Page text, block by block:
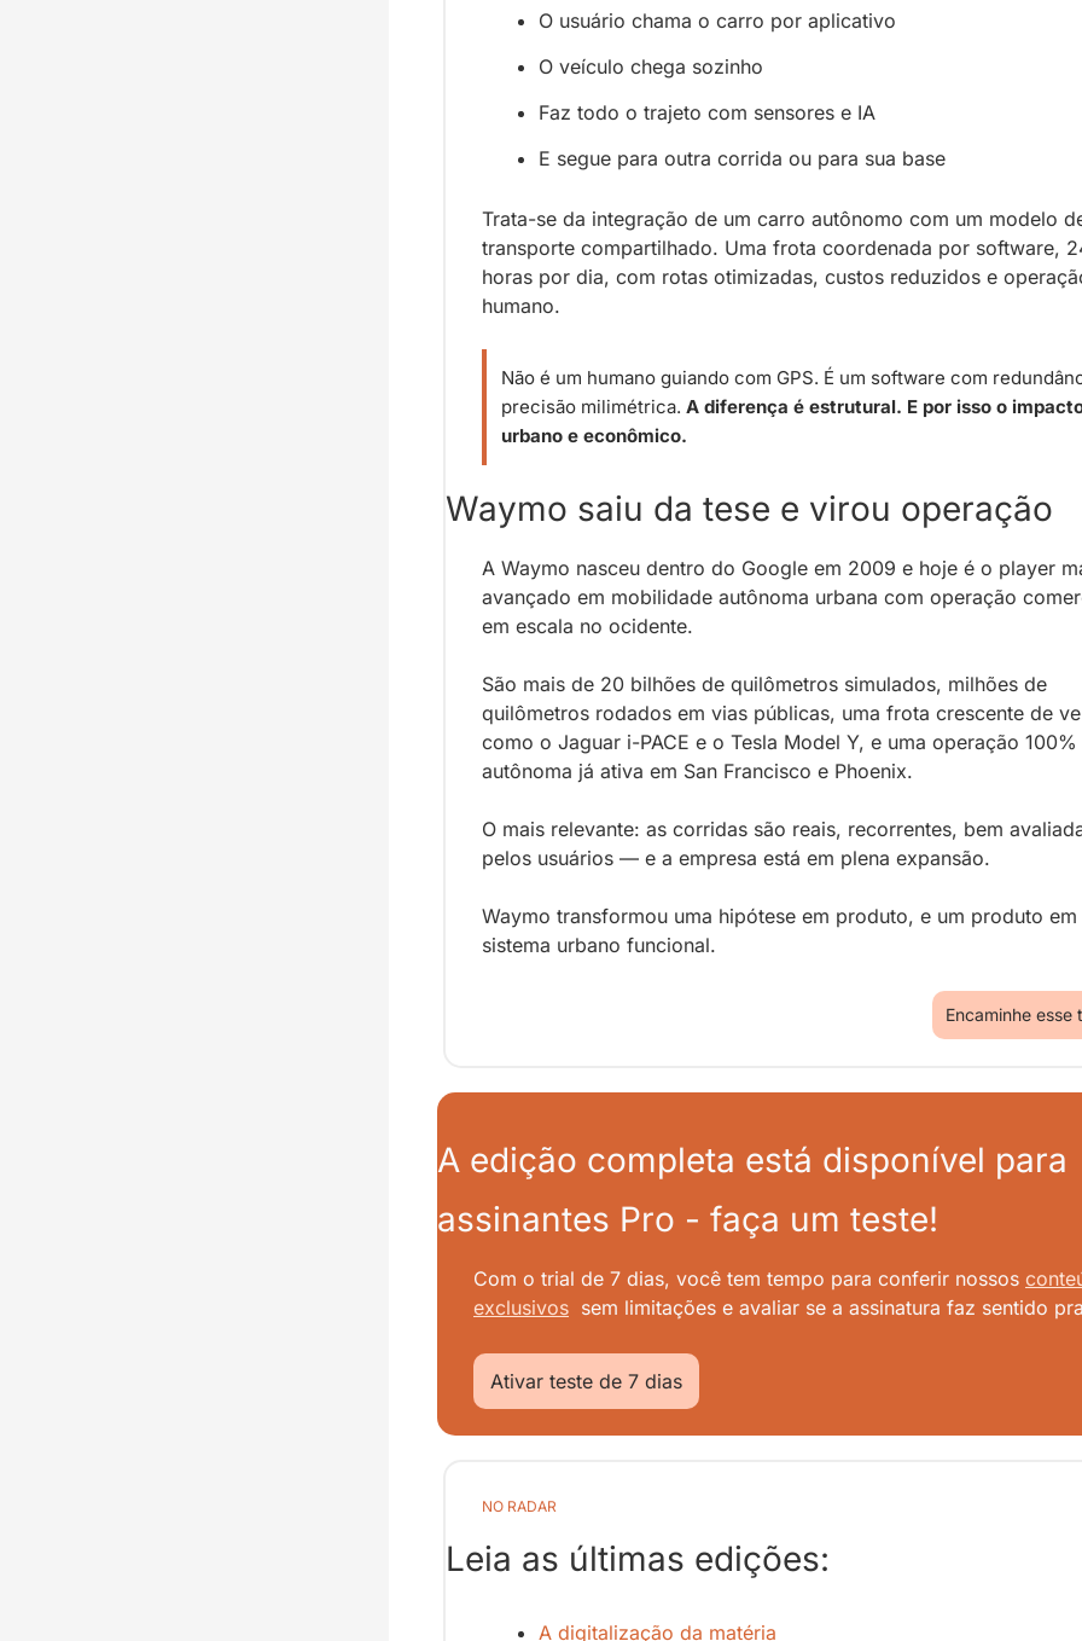
O usuário chama o carro por aplicativo
O veículo chega sozinho
Faz todo o trajeto com sensores e IA
E segue para outra corrida ou para sua base
Trata-se da integração de um carro autônomo com um modelo
transporte compartilhado. Uma frota coordenada por software,
horas por dia, com rotas otimizadas, custos reduzidos e
humano.
Não é um humano guiando com GPS. É um software com
precisão milimétrica. A diferença é estrutural. E por isso o
urbano e econômico.
Waymo saiu da tese e virou operação
A Waymo nasceu dentro do Google em 2009 e hoje é o player
avançado em mobilidade autônoma urbana com operação
em escala no ocidente.
São mais de 20 bilhões de quilômetros simulados, milhões de
quilômetros rodados em vias públicas, uma frota crescente de
como o Jaguar i-PACE e o Tesla Model Y, e uma operação 100%
autônoma já ativa em San Francisco e Phoenix.
O mais relevante: as corridas são reais, recorrentes, bem
pelos usuários — e a empresa está em plena expansão.
Waymo transformou uma hipótese em produto, e um produto em
sistema urbano funcional.
Encaminhe esse
A edição completa está disponível para
assinantes Pro - faça um teste!
Com o trial de 7 dias, você tem tempo para conferir nossos
exclusivos sem limitações e avaliar se a assinatura faz sentido
Ativar teste de 7 dias
NO RADAR
Leia as últimas edições:
A digitalização da matéria